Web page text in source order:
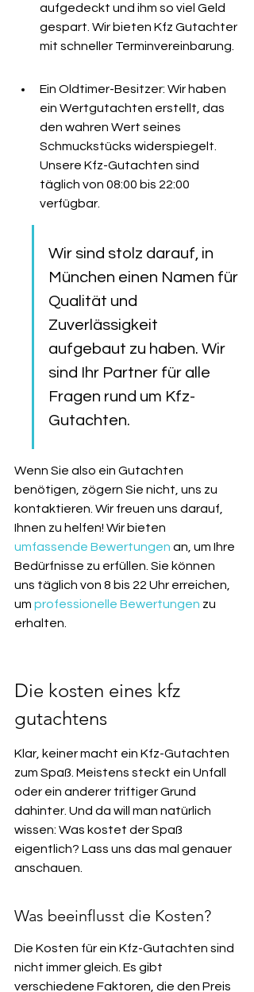
aufgedeckt und ihm so viel Geld
gespart. Wir bieten Kfz Gutachter
mit schneller Terminvereinbarung.
Ein Oldtimer-Besitzer: Wir haben
ein Wertgutachten erstellt, das
den wahren Wert seines
Schmuckstücks widerspiegelt.
Unsere Kfz-Gutachten sind
täglich von 08:00 bis 22:00
verfügbar.
Wir sind stolz darauf, in
München einen Namen für
Qualität und
Zuverlässigkeit
aufgebaut zu haben. Wir
sind Ihr Partner für alle
Fragen rund um Kfz-
Gutachten.
Wenn Sie also ein Gutachten
benötigen, zögern Sie nicht, uns zu
kontaktieren. Wir freuen uns darauf,
Ihnen zu helfen! Wir bieten
umfassende Bewertungen an, um Ihre
Bedürfnisse zu erfüllen. Sie können
uns täglich von 8 bis 22 Uhr erreichen,
um professionelle Bewertungen zu
erhalten.
Die kosten eines kfz
gutachtens
Klar, keiner macht ein Kfz-Gutachten
zum Spaß. Meistens steckt ein Unfall
oder ein anderer triftiger Grund
dahinter. Und da will man natürlich
wissen: Was kostet der Spaß
eigentlich? Lass uns das mal genauer
anschauen.
Was beeinflusst die Kosten?
Die Kosten für ein Kfz-Gutachten sind
nicht immer gleich. Es gibt
verschiedene Faktoren, die den Preis